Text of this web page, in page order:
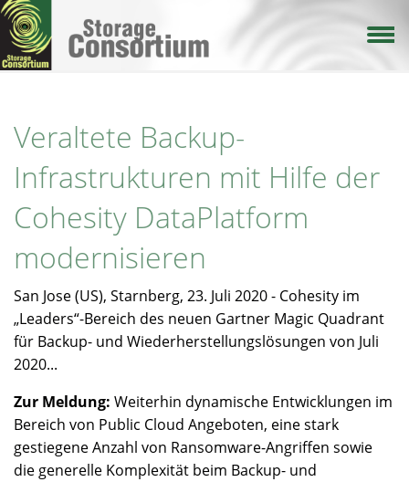
Direkt
zum
Inhalt
Veraltete Backup-
Infrastrukturen mit Hilfe der
Cohesity DataPlatform
modernisieren
San Jose (US), Starnberg, 23. Juli 2020 - Cohesity im
„Leaders“-Bereich des neuen Gartner Magic Quadrant
für Backup- und Wiederherstellungslösungen von Juli
2020...
Zur Meldung: Weiterhin dynamische Entwicklungen im
Bereich von Public Cloud Angeboten, eine stark
gestiegene Anzahl von Ransomware-Angriffen sowie
die generelle Komplexität beim Backup- und